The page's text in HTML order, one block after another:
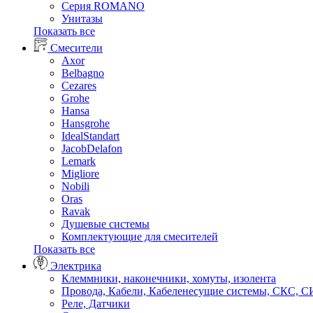
Серия ROMANO
Унитазы
Показать все
Смесители
Axor
Belbagno
Cezares
Grohe
Hansa
Hansgrohe
IdealStandart
JacobDelafon
Lemark
Migliore
Nobili
Oras
Ravak
Душевые системы
Комплектующие для смесителей
Показать все
Электрика
Клеммники, наконечники, хомуты, изолента
Провода, Кабели, Кабеленесущие системы, СКС,
Реле, Датчики